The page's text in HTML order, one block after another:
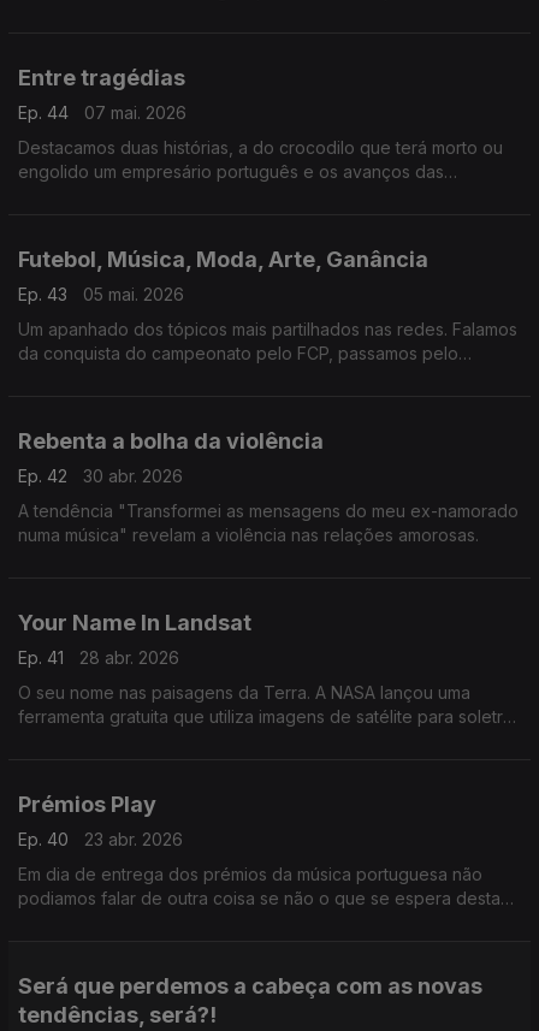
Entre tragédias
Ep. 44
07 mai. 2026
Destacamos duas histórias, a do crocodilo que terá morto ou
engolido um empresário português e os avanços das
Futebol, Música, Moda, Arte, Ganância
Ep. 43
05 mai. 2026
Um apanhado dos tópicos mais partilhados nas redes. Falamos
da conquista do campeonato pelo FCP, passamos pelo
Rebenta a bolha da violência
Ep. 42
30 abr. 2026
A tendência "Transformei as mensagens do meu ex-namorado
numa música" revelam a violência nas relações amorosas.
Your Name In Landsat
Ep. 41
28 abr. 2026
O seu nome nas paisagens da Terra. A NASA lançou uma
ferramenta gratuita que utiliza imagens de satélite para soletrar
Prémios Play
Ep. 40
23 abr. 2026
Em dia de entrega dos prémios da música portuguesa não
podiamos falar de outra coisa se não o que se espera desta
Será que perdemos a cabeça com as novas
tendências, será?!